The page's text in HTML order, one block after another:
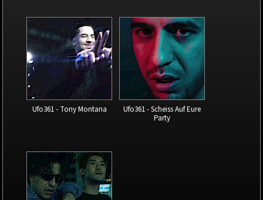
Ufo361 - Tony Montana
Ufo361 - Scheiss Auf Eure
Party